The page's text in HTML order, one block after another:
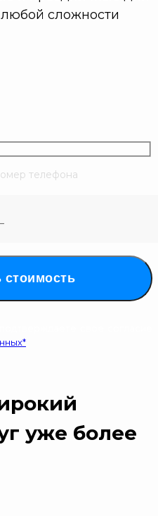
сложности
телефона
стоимость
уже более